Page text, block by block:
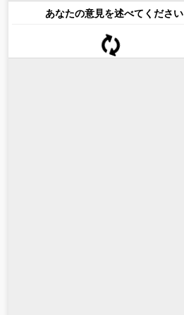
あなたの意見を述べてください